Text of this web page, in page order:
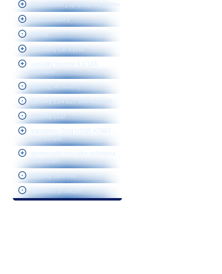
Reproduktory,vyhybky ND gramo
transformátory
Uhlíky
Vysílačky CB a přísl
-pojistky tepelné 4 a 10A
nevratné
sirenky, ventilátory
žárovky E14 E27 čiré-barevné
žárovky LED
tranzistory Gold USSR KT907-
922 vhf-uhf
germiocidní ionizátor-ochrabna
proti virům
žárovky barevné
Vybavení prodejen